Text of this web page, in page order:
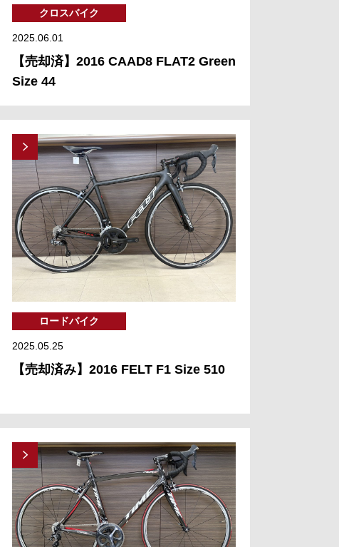
クロスバイク
2025.06.01
【売却済】2016 CAAD8 FLAT2 Green
Size 44
ロードバイク
2025.05.25
【売却済み】2016 FELT F1 Size 510